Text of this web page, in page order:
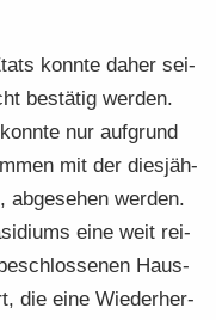
konn­te daher sei­
be­stä­tig wer­den.
nur auf­grund
mit der dies­jäh­
ab­ge­se­hen wer­den.
eine weit rei­
Haus­
die eine Wie­der­her­